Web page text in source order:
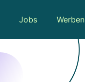
Jobs Werben